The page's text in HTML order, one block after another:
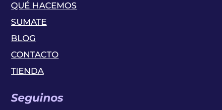
QUÉ HACEMOS
SUMATE
BLOG
CONTACTO
TIENDA
Seguinos